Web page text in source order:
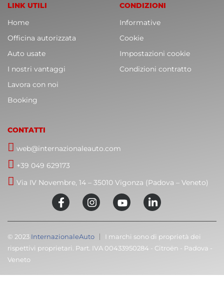
LINK UTILI
Home
Officina autorizzata
Auto usate
I nostri vantaggi
Lavora con noi
Booking
CONDIZIONI
Informative
Cookie
Impostazioni cookie
Condizioni contratto
CONTATTI
web@internazionaleauto.com
+39 049 629173
Via IV Novembre, 14 – 35010 Vigonza (Padova – Veneto)
© 2023 InternazionaleAuto
I marchi sono di proprietà dei
rispettivi proprietari. Part. IVA 00433950284 - Citroën - Padova -
Veneto